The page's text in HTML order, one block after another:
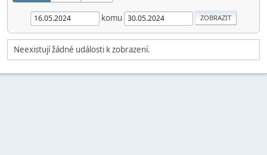
komu
Neexistují žádné události k zobrazení.